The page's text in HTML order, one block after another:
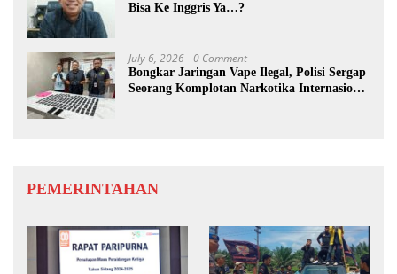
Bisa Ke Inggris Ya…?
July 6, 2026 0 Comment
Bongkar Jaringan Vape Ilegal, Polisi Sergap
Seorang Komplotan Narkotika Internasional
PEMERINTAHAN